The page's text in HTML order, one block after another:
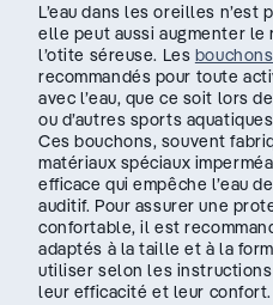
L’eau dans les oreilles
elle peut aussi augmenter le
l’otite séreuse. Les
recommandés pour toute
avec l’eau, que ce soit lors
ou d’autres sports
Ces bouchons, souvent
matériaux spéciaux
efficace qui empêche l’eau
auditif. Pour assurer une
confortable, il est
adaptés à la taille et à la
utiliser selon les
leur efficacité et leur confort.